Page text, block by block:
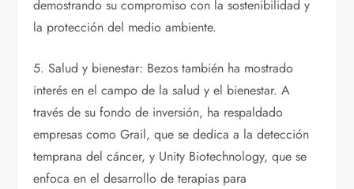
demostrando su compromiso con la sostenibilidad y
la protección del medio ambiente.
5. Salud y bienestar: Bezos también ha mostrado
interés en el campo de la salud y el bienestar. A
través de su fondo de inversión, ha respaldado
empresas como Grail, que se dedica a la detección
temprana del cáncer, y Unity Biotechnology, que se
enfoca en el desarrollo de terapias para